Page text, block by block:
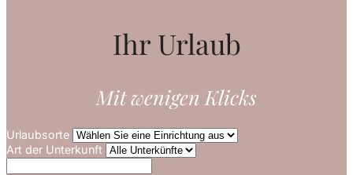
Ihr Urlaub
Mit wenigen Klicks
Urlaubsorte
Art der Unterkunft